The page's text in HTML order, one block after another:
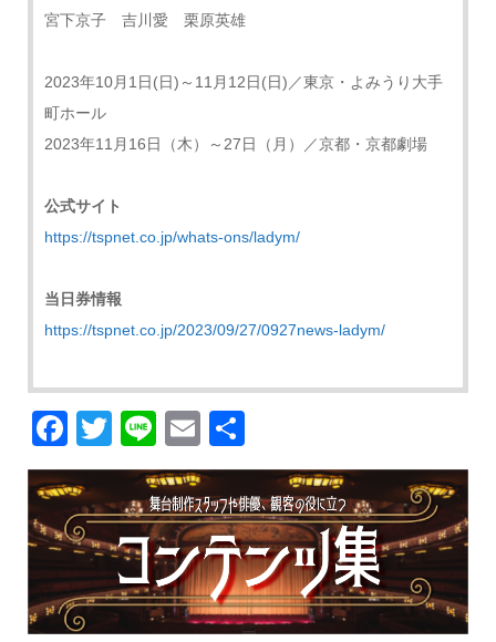
宮下京子 吉川愛 栗原英雄
2023年10月1日(日)～11月12日(日)／東京・よみうり大手
町ホール
2023年11月16日（木）～27日（月）／京都・京都劇場
公式サイト
https://tspnet.co.jp/whats-ons/ladym/
当日券情報
https://tspnet.co.jp/2023/09/27/0927news-ladym/
Facebook
Twitter
LineEmail
有